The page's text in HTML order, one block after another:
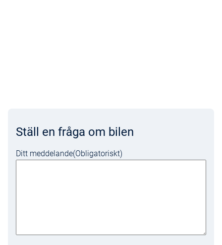
Ställ en fråga om bilen
Ditt meddelande(Obligatoriskt)